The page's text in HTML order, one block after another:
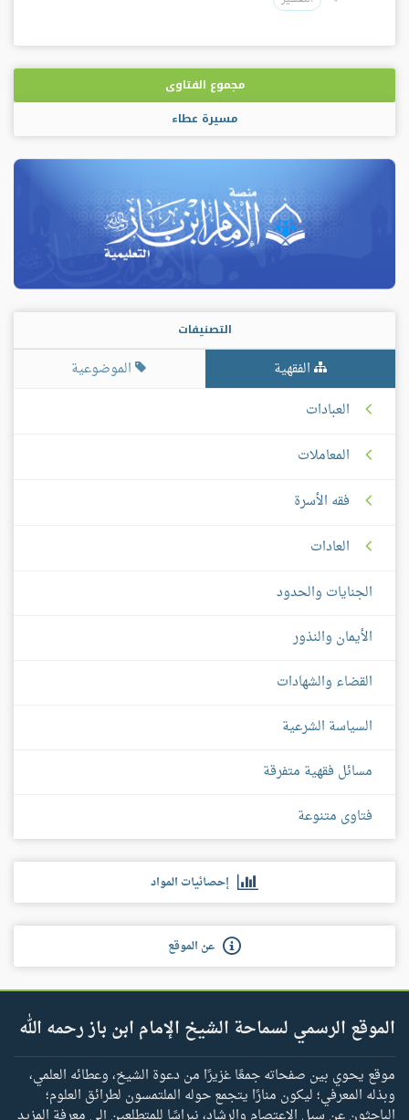
مجموع الفتاوى
مسيرة عطاء
التصنيفات
الفقهية
الموضوعية
العبادات
المعاملات
فقه الأسرة
العادات
الجنايات والحدود
الأيمان والنذور
القضاء والشهادات
السياسة الشرعية
مسائل فقهية متفرقة
فتاوى متنوعة
إحصائيات المواد
عن الموقع
الموقع الرسمي لسماحة الشيخ الإمام ابن باز رحمه الله
موقع يحوي بين صفحاته جمعًا غزيرًا من دعوة الشيخ، وعطائه العلمي،
وبذله المعرفي؛ ليكون منارًا يتجمع حوله الملتمسون لطرائق العلوم؛